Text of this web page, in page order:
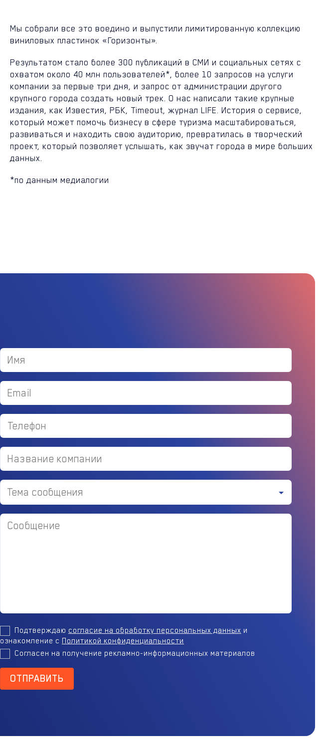
Мы собрали все это воедино и выпустили лимитированную коллекцию
виниловых пластинок «Горизонты».
Результатом стало более 300 публикаций в СМИ и социальных сетях с
охватом около 40 млн пользователей*, более 10 запросов на услуги
компании за первые три дня, и запрос от администрации другого
крупного города создать новый трек. О нас написали такие крупные
издания, как Известия, РБК, Timeout, журнал LIFE. История о сервисе,
который может помочь бизнесу в сфере туризма масштабироваться,
развиваться и находить свою аудиторию, превратилась в творческий
проект, который позволяет услышать, как звучат города в мире больших
данных.
*по данным медиалогии
Тема сообщения
Подтверждаю согласие на обработку персональных данных и
ознакомление с Политикой конфиденциальности
Согласен на получение рекламно-информационных материалов